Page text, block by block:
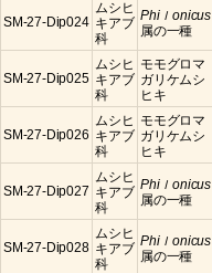
SM-27-Dip024
ムシヒ
キアブ
科
Phiｌonicus
属の一種
SM-27-Dip025
ムシヒ
キアブ
科
モモグロマ
ガリケムシ
ヒキ
SM-27-Dip026
ムシヒ
キアブ
科
モモグロマ
ガリケムシ
ヒキ
SM-27-Dip027
ムシヒ
キアブ
科
Phiｌonicus
属の一種
SM-27-Dip028
ムシヒ
キアブ
科
Phiｌonicus
属の一種